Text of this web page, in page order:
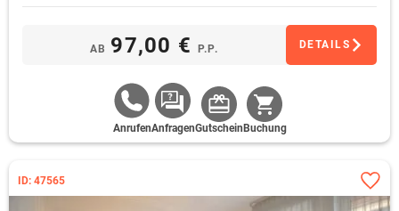
AB 97,00 € P.P. DETAILS
AnrufenAnfragenGutschein Buchung
ID: 47565